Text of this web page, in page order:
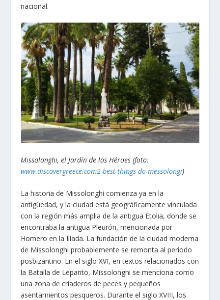
nacional.
Missolonghi, el Jardín de los Héroes (foto:
www.discovergreece.com2-best-things-do-messolongi)
La historia de Missolonghi comienza ya en la
antigüedad, y la ciudad está geográficamente vinculada
con la región más amplia de la antigua Etolia, donde se
encontraba la antigua Pleurón, mencionada por
Homero en la Ilíada. La fundación de la ciudad moderna
de Missolonghi probablemente se remonta al período
posbizantino. En el siglo XVI, en textos relacionados con
la Batalla de Lepanto, Missolonghi se menciona como
una zona de criaderos de peces y pequeños
asentamientos pesqueros. Durante el siglo XVIII, los